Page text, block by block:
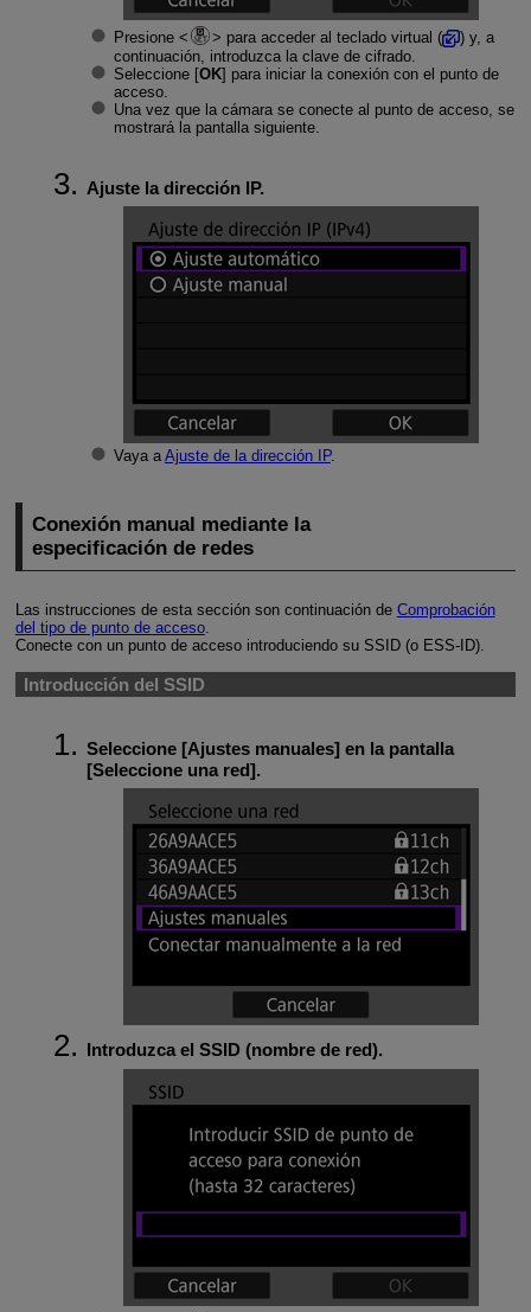
Presione para acceder al teclado virtual (
) y, a
continuación, introduzca la clave de cifrado.
Seleccione [OK] para iniciar la conexión con el punto de
acceso.
Una vez que la cámara se conecte al punto de acceso, se
mostrará la pantalla siguiente.
Ajuste la dirección IP.
Vaya a Ajuste de la dirección IP.
Conexión manual mediante la
especificación de redes
Las instrucciones de esta sección son continuación de Comprobación
del tipo de punto de acceso.
Conecte con un punto de acceso introduciendo su SSID (o ESS-ID).
Introducción del SSID
Seleccione [Ajustes manuales] en la pantalla
[Seleccione una red].
Introduzca el SSID (nombre de red).